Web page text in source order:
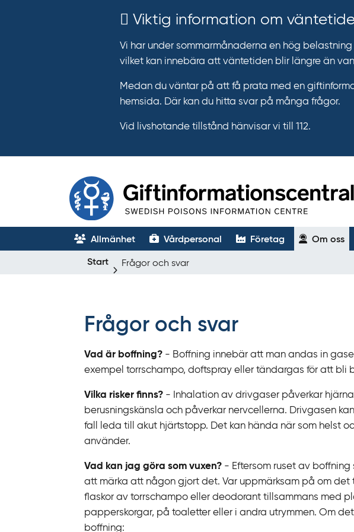
Viktig information om
Vi har under sommarmånaderna en hög
vilket kan innebära att väntetiden blir längre än
Medan du väntar på att få prata med en
hemsida. Där kan du hitta svar på många frågor.
Vid livshotande tillstånd hänvisar vi till 112.
Allmänhet Vårdpersonal Företag Om oss
Start Frågor och svar
T
Frågor och svar
Vad är boffning? - Boffning innebär att man andas in
exempel torrschampo, doftspray eller tändargas för att bli
Vilka risker finns? - Inhalation av drivgaser påverkar
berusningskänsla och påverkar nervcellerna. Drivgasen
fall leda till akut hjärtstopp. Det kan hända när som helst
använder.
Vad kan jag göra som vuxen? - Eftersom ruset av
att märka att någon gjort det. Var uppmärksam på om
flaskor av torrschampo eller deodorant tillsammans med
papperskorgar, på toaletter eller i andra utrymmen. Om
boffning: